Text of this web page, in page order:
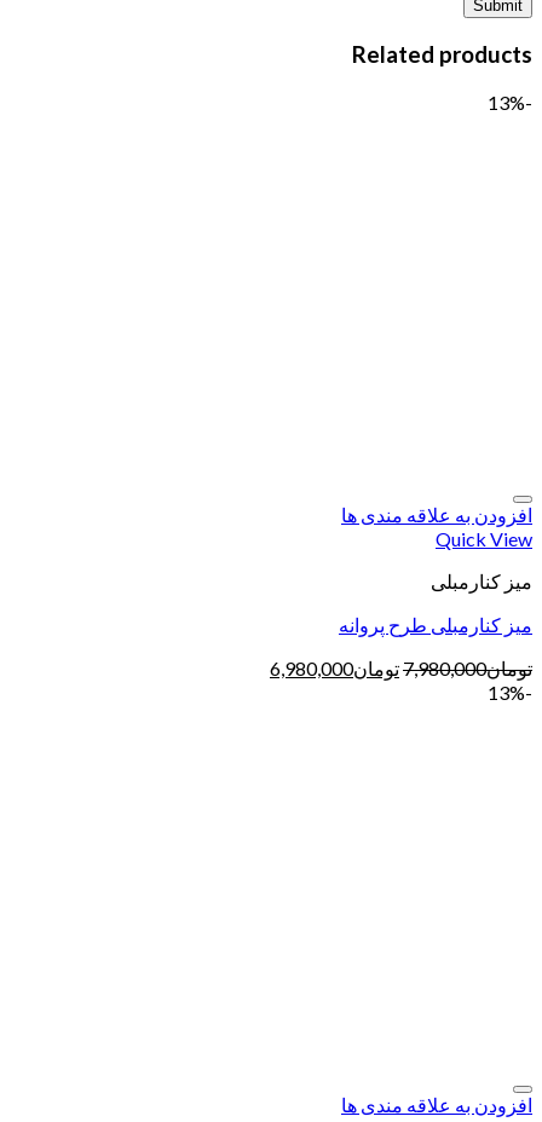
Related products
-13%
افزودن به علاقه مندی ها
Quick View
میز کنارمبلی
میز کنارمبلی طرح پروانه
تومان7,980,000تومان6,980,000
-13%
افزودن به علاقه مندی ها